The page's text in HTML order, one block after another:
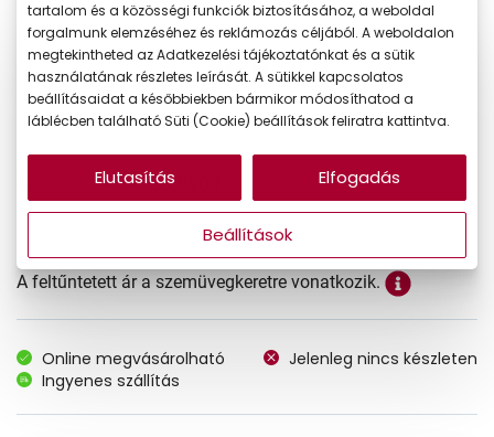
60.990 Ft
A feltűntetett ár a szemüvegkeretre vonatkozik.
Online megvásárolható
Jelenleg nincs készleten
Ingyenes szállítás
tartalom és a közösségi funkciók biztosításához, a weboldal
forgalmunk elemzéséhez és reklámozás céljából. A weboldalon
megtekintheted az Adatkezelési tájékoztatónkat és a sütik
használatának részletes leírását. A sütikkel kapcsolatos
beállításaidat a későbbiekben bármikor módosíthatod a
láblécben található Süti (Cookie) beállítások feliratra kattintva.
Beállítások
Elutasítás Elfogadás